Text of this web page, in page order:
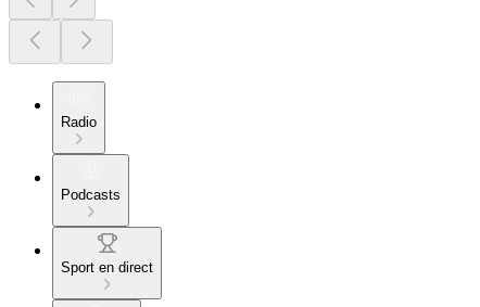
Radio
Podcasts
Sport en direct